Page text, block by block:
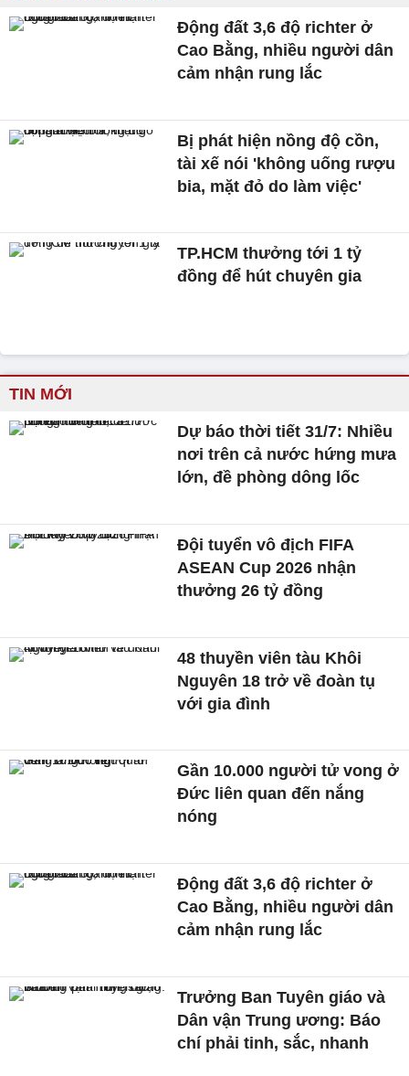
Động đất 3,6 độ richter ở
Cao Bằng, nhiều người dân
cảm nhận rung lắc
Bị phát hiện nồng độ cồn,
tài xế nói 'không uống rượu
bia, mặt đỏ do làm việc'
TP.HCM thưởng tới 1 tỷ
đồng để hút chuyên gia
TIN MỚI
Dự báo thời tiết 31/7: Nhiều
nơi trên cả nước hứng mưa
lớn, đề phòng dông lốc
Đội tuyển vô địch FIFA
ASEAN Cup 2026 nhận
thưởng 26 tỷ đồng
48 thuyền viên tàu Khôi
Nguyên 18 trở về đoàn tụ
với gia đình
Gần 10.000 người tử vong ở
Đức liên quan đến nắng
nóng
Động đất 3,6 độ richter ở
Cao Bằng, nhiều người dân
cảm nhận rung lắc
Trưởng Ban Tuyên giáo và
Dân vận Trung ương: Báo
chí phải tinh, sắc, nhanh